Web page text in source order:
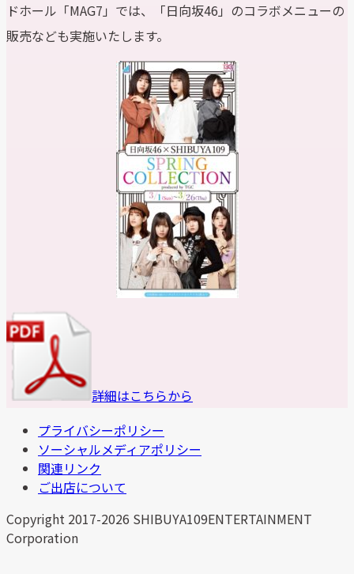
ドホール「MAG7」では、「日向坂46」のコラボメニューの
販売なども実施いたします。
詳細はこちらから
プライバシーポリシー
ソーシャルメディアポリシー
関連リンク
ご出店について
Copyright 2017-2026 SHIBUYA109ENTERTAINMENT
Corporation